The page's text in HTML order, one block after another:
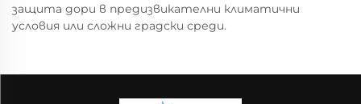
защита дори в предизвикателни климатични
условия или сложни градски среди.